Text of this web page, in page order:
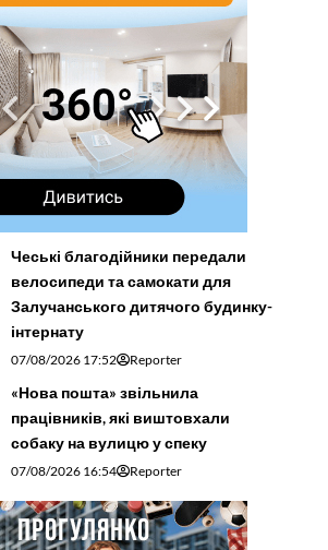
Чеські благодійники передали
велосипеди та самокати для
Залучанського дитячого будинку-
інтернату
07/08/2026 17:52 Reporter
«Нова пошта» звільнила
працівників, які виштовхали
собаку на вулицю у спеку
07/08/2026 16:54 Reporter